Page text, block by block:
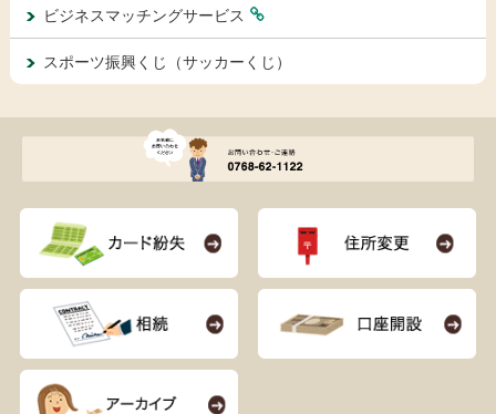
ビジネスマッチングサービス
スポーツ振興くじ（サッカーくじ）